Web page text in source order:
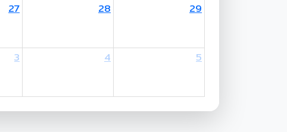
27 28 29
3 4 5